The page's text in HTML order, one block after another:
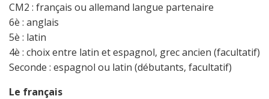
CM2 : français ou allemand langue partenaire
6è : anglais
5è : latin
4è : choix entre latin et espagnol, grec ancien (facultatif)
Seconde : espagnol ou latin (débutants, facultatif)
Le français